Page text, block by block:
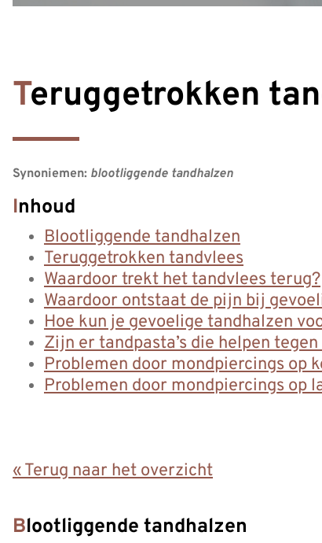
Teruggetrokken
Synoniemen: blootliggende tandhalzen
Inhoud
Blootliggende tandhalzen
Teruggetrokken tandvlees
Waardoor trekt het tandvlees terug?
Waardoor ontstaat de pijn bij
Hoe kun je gevoelige tandhalzen
Zijn er tandpasta’s die helpen
Problemen door mondpiercings op
Problemen door mondpiercings op
« Terug naar het overzicht
Blootliggende tandhalzen